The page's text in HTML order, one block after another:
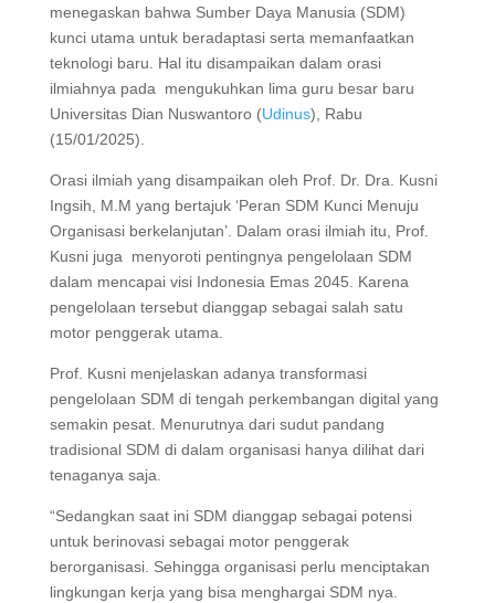
menegaskan bahwa Sumber Daya Manusia (SDM)
kunci utama untuk beradaptasi serta memanfaatkan
teknologi baru. Hal itu disampaikan dalam orasi
ilmiahnya pada mengukuhkan lima guru besar baru
Universitas Dian Nuswantoro (Udinus), Rabu
(15/01/2025).
Orasi ilmiah yang disampaikan oleh Prof. Dr. Dra. Kusni
Ingsih, M.M yang bertajuk ‘Peran SDM Kunci Menuju
Organisasi berkelanjutan’. Dalam orasi ilmiah itu, Prof.
Kusni juga menyoroti pentingnya pengelolaan SDM
dalam mencapai visi Indonesia Emas 2045. Karena
pengelolaan tersebut dianggap sebagai salah satu
motor penggerak utama.
Prof. Kusni menjelaskan adanya transformasi
pengelolaan SDM di tengah perkembangan digital yang
semakin pesat. Menurutnya dari sudut pandang
tradisional SDM di dalam organisasi hanya dilihat dari
tenaganya saja.
“Sedangkan saat ini SDM dianggap sebagai potensi
untuk berinovasi sebagai motor penggerak
berorganisasi. Sehingga organisasi perlu menciptakan
lingkungan kerja yang bisa menghargai SDM nya.